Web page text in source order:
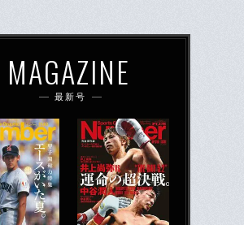
MAGAZINE
最新号